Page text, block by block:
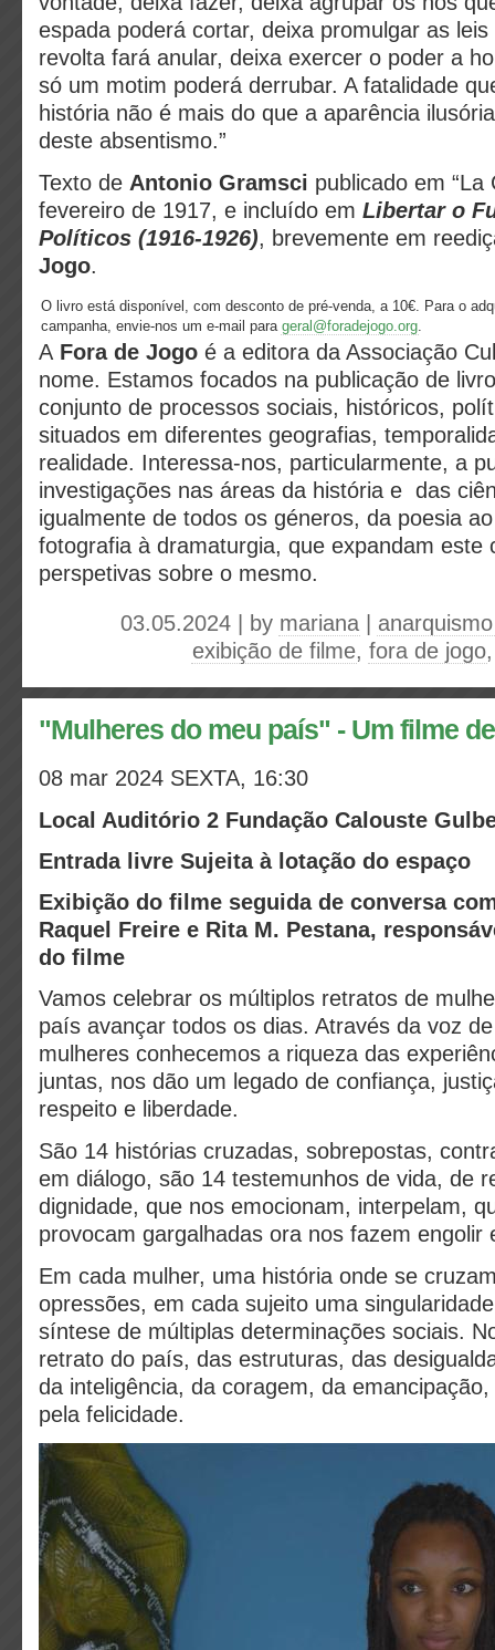
espada poderá cortar, deixa promulgar as
revolta fará anular, deixa exercer o poder a
só um motim poderá derrubar. A fatalidade
história não é mais do que a aparência
deste absentismo.”
Texto de Antonio Gramsci publicado em “La
fevereiro de 1917, e incluído em Libertar o
Políticos (1916-1926), brevemente em
Jogo.
O livro está disponível, com desconto de pré-venda, a 10€. Para o
campanha, envie-nos um e-mail para geral@foradejogo.org.
A Fora de Jogo é a editora da Associação
nome. Estamos focados na publicação de
conjunto de processos sociais, históricos,
situados em diferentes geografias,
realidade. Interessa-nos, particularmente, a
investigações nas áreas da história e das
igualmente de todos os géneros, da poesia
fotografia à dramaturgia, que expandam
perspetivas sobre o mesmo.
03.05.2024 | by mariana
exibição de filme, fora de jogo
"Mulheres do meu país" - Um filme
08 mar 2024 SEXTA, 16:30
Local Auditório 2 Fundação Calouste
Entrada livre Sujeita à lotação do espaço
Exibição do filme seguida de conversa
Raquel Freire e Rita M. Pestana,
do filme
Vamos celebrar os múltiplos retratos de
país avançar todos os dias. Através da voz
mulheres conhecemos a riqueza das
juntas, nos dão um legado de confiança,
respeito e liberdade.
São 14 histórias cruzadas, sobrepostas,
em diálogo, são 14 testemunhos de vida, de
dignidade, que nos emocionam, interpelam,
provocam gargalhadas ora nos fazem
Em cada mulher, uma história onde se
opressões, em cada sujeito uma
síntese de múltiplas determinações sociais.
retrato do país, das estruturas, das
da inteligência, da coragem, da
pela felicidade.